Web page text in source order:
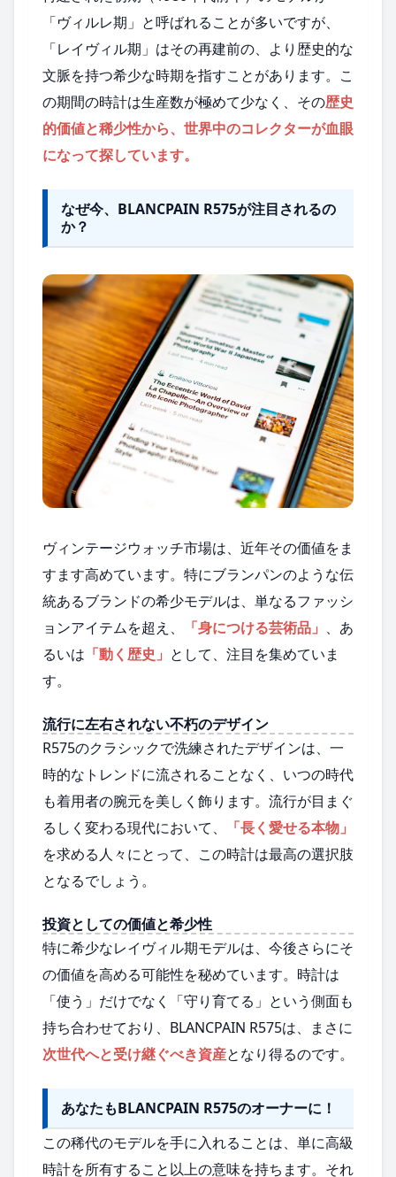
「ヴィルレ期」と呼ばれることが多いですが、
「レイヴィル期」はその再建前の、より歴史的な
文脈を持つ希少な時期を指すことがあります。こ
の期間の時計は生産数が極めて少なく、その歴史
的価値と稀少性から、世界中のコレクターが血眼
になって探しています。
なぜ今、BLANCPAIN R575が注目されるの
か？
ヴィンテージウォッチ市場は、近年その価値をま
すます高めています。特にブランパンのような伝
統あるブランドの希少モデルは、単なるファッシ
ョンアイテムを超え、
「身につける芸術品」 、あ
るいは 「動く歴史」 として、注目を集めていま
す。
流行に左右されない不朽のデザイン
R575のクラシックで洗練されたデザインは、一
時的なトレンドに流されることなく、いつの時代
も着用者の腕元を美しく飾ります。流行が目まぐ
るしく変わる現代において、
「長く愛せる本物」
を求める人々にとって、この時計は最高の選択肢
となるでしょう。
投資としての価値と希少性
特に希少なレイヴィル期モデルは、今後さらにそ
の価値を高める可能性を秘めています。時計は
「使う」だけでなく「守り育てる」という側面も
持ち合わせており、BLANCPAIN R575は、まさに
次世代へと受け継ぐべき資産となり得るのです。
あなたもBLANCPAIN R575のオーナーに！
この稀代のモデルを手に入れることは、単に高級
時計を所有すること以上の意味を持ちます。それ